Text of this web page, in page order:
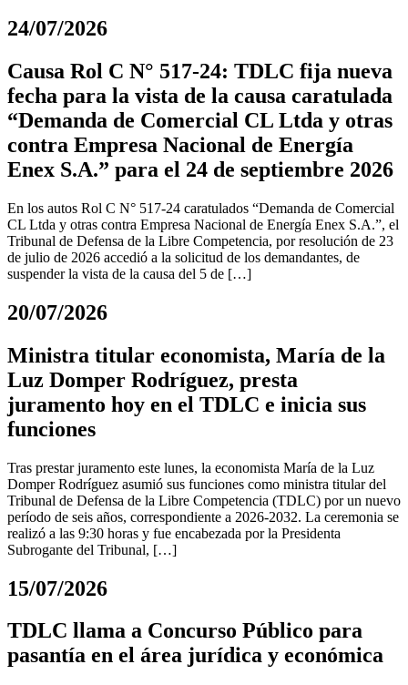
24/07/2026
Causa Rol C N° 517-24: TDLC fija nueva
fecha para la vista de la causa caratulada
“Demanda de Comercial CL Ltda y otras
contra Empresa Nacional de Energía
Enex S.A.” para el 24 de septiembre 2026
En los autos Rol C N° 517-24 caratulados “Demanda de Comercial
CL Ltda y otras contra Empresa Nacional de Energía Enex S.A.”, el
Tribunal de Defensa de la Libre Competencia, por resolución de 23
de julio de 2026 accedió a la solicitud de los demandantes, de
suspender la vista de la causa del 5 de […]
20/07/2026
Ministra titular economista, María de la
Luz Domper Rodríguez, presta
juramento hoy en el TDLC e inicia sus
funciones
Tras prestar juramento este lunes, la economista María de la Luz
Domper Rodríguez asumió sus funciones como ministra titular del
Tribunal de Defensa de la Libre Competencia (TDLC) por un nuevo
período de seis años, correspondiente a 2026-2032. La ceremonia se
realizó a las 9:30 horas y fue encabezada por la Presidenta
Subrogante del Tribunal, […]
15/07/2026
TDLC llama a Concurso Público para
pasantía en el área jurídica y económica